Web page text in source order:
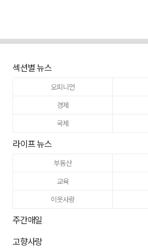
섹션별 뉴스
오피니언
경제
국제
라이프 뉴스
부동산
교육
이웃사랑
주간매일
고향사랑